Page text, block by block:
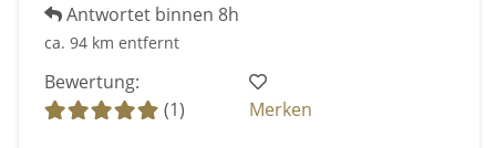
Antwortet binnen 8h
ca. 94 km entfernt
Bewertung:
(1)
Merken